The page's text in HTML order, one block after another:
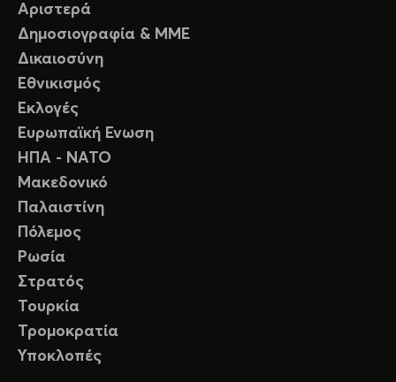
Αριστερά
Δημοσιογραφία & ΜΜΕ
Δικαιοσύνη
Εθνικισμός
Εκλογές
Ευρωπαϊκή Ενωση
ΗΠΑ - ΝΑΤΟ
Μακεδονικό
Παλαιστίνη
Πόλεμος
Ρωσία
Στρατός
Τουρκία
Τρομοκρατία
Υποκλοπές